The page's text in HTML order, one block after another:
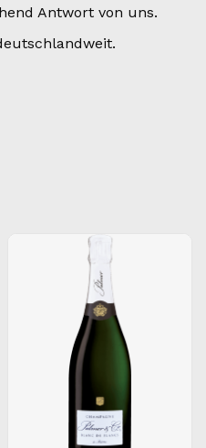
Antwort von uns.